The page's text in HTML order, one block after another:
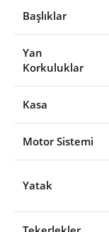
Başlıklar
Yan
Korkuluklar
Kasa
Motor Sistemi
Yatak